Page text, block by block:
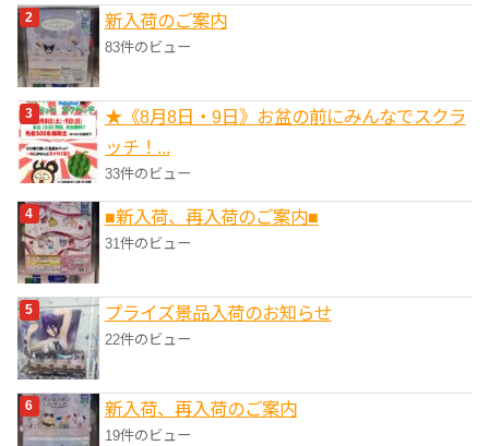
新入荷のご案内
83件のビュー
★《8月8日・9日》お盆の前にみんなでスクラ
ッチ！...
33件のビュー
■新入荷、再入荷のご案内■
31件のビュー
プライズ景品入荷のお知らせ
22件のビュー
新入荷、再入荷のご案内
19件のビュー